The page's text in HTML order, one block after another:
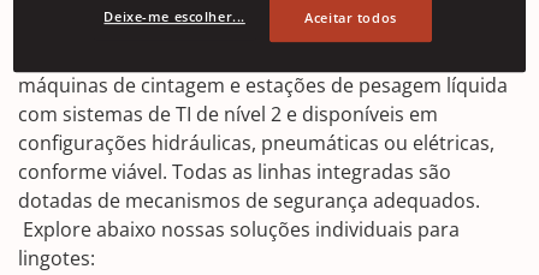
manuseio, incluindo transportadores de corrente com
máquinas de cintagem e estações de pesagem líquida
com sistemas de TI de nível 2 e disponíveis em
configurações hidráulicas, pneumáticas ou elétricas,
conforme viável. Todas as linhas integradas são
dotadas de mecanismos de segurança adequados.
Explore abaixo nossas soluções individuais para
lingotes:
Deixe-me escolher... Aceitar todos